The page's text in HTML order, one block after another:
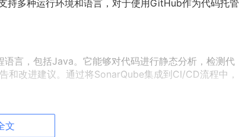
多种运行环境和语言，对于使用GitHub作为代码托管
言，包括Java。它能够对代码进行静态分析，检测代
和改进建议。通过将SonarQube集成到CI/CD流程中，
制定的编码规范，发现潜在的错误和性能问题。
文